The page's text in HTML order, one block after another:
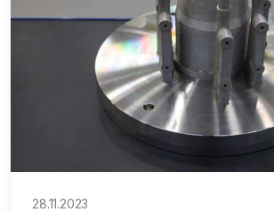
28.11.2023